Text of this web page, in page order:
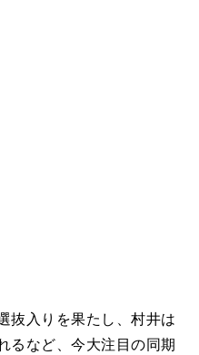
抜入りを果たし、村井は
るなど、今大注目の同期